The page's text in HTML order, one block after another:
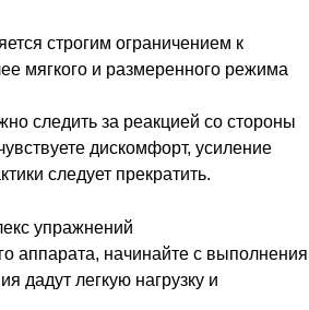
строгим ограничением к
мягкого и размеренного режима
следить за реакцией со стороны
дискомфорт, усиление
следует прекратить.
упражнений
аппарата, начинайте с выполнения
дадут легкую нагрузку и